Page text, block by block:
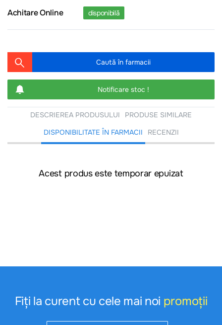
Achitare Online
disponibilă
Caută în farmacii
Notificare stoc !
DESCRIEREA PRODUSULUI
PRODUSE SIMILARE
DISPONIBILITATE ÎN FARMACII
RECENZII
Acest produs este temporar epuizat
Fiți la curent cu cele mai noi promoții